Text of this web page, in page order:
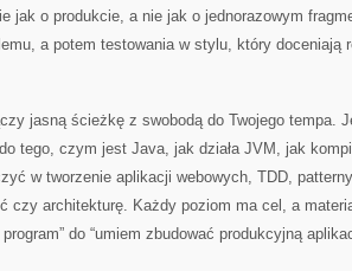
jak o produkcie, a nie jak o jednorazowym
a potem testowania w stylu, który doceniają
jasną ścieżkę z swobodą do Twojego tempa.
tego, czym jest Java, jak działa JVM, jak
w tworzenie aplikacji webowych, TDD,
czy architekturę. Każdy poziom ma cel, a
do “umiem zbudować produkcyjną